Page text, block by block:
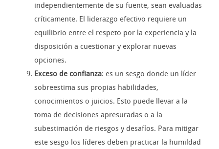
independientemente de su fuente, sean evaluadas
críticamente. El liderazgo efectivo requiere un
equilibrio entre el respeto por la experiencia y la
disposición a cuestionar y explorar nuevas
opciones.
Exceso de confianza: es un sesgo donde un líder
sobreestima sus propias habilidades,
conocimientos o juicios. Esto puede llevar a la
toma de decisiones apresuradas o a la
subestimación de riesgos y desafíos. Para mitigar
este sesgo los líderes deben practicar la humildad